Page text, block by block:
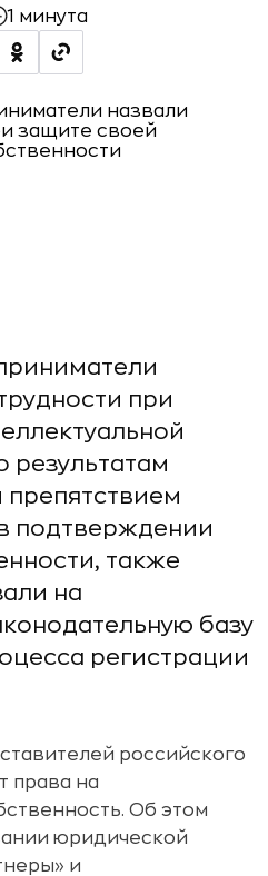
1 минута
при
результатам
подтверждении
также
на
базу
регистрации
российского
права на
Об этом
юридической
и